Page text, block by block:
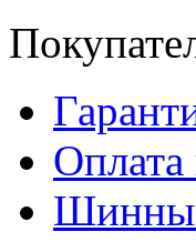
Оплата